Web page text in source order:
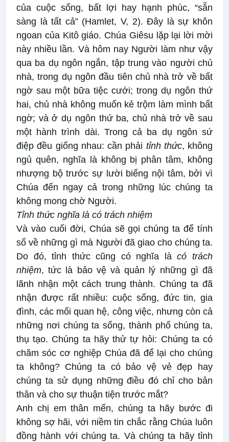
của cuộc sống, bất lợi hay hạnh phúc, “sẵn
sàng là tất cả” (Hamlet, V, 2). Đây là sự khôn
ngoan của Kitô giáo. Chúa Giêsu lặp lại lời mời
này nhiều lần. Và hôm nay Người làm như vậy
qua ba dụ ngôn ngắn, tập trung vào người chủ
nhà, trong dụ ngôn đầu tiên chủ nhà trở về bất
ngờ sau một bữa tiệc cưới; trong dụ ngôn thứ
hai, chủ nhà không muốn kẻ trộm làm mình bất
ngờ; và ở dụ ngôn thứ ba, chủ nhà trở về sau
một hành trình dài. Trong cả ba dụ ngôn sứ
điệp đều giống nhau: cần phải tỉnh thức, không
ngủ quên, nghĩa là không bị phân tâm, không
nhượng bộ trước sự lười biếng nội tâm, bởi vì
Chúa đến ngay cả trong những lúc chúng ta
không mong chờ Người.
Tỉnh thức nghĩa là có trách nhiệm
Và vào cuối đời, Chúa sẽ gọi chúng ta để tính
sổ về những gì mà Người đã giao cho chúng ta.
Do đó, tỉnh thức cũng có nghĩa làcó trách
nhiệm, tức là bảo vệ và quản lý những gì đã
lãnh nhận một cách trung thành. Chúng ta đã
nhận được rất nhiều: cuộc sống, đức tin, gia
đình, các mối quan hệ, công việc, nhưng còn cả
những nơi chúng ta sống, thành phố chúng ta,
thụ tạo. Chúng ta hãy thử tự hỏi: Chúng ta có
chăm sóc cơ nghiệp Chúa đã để lại cho chúng
ta không? Chúng ta có bảo vệ vẻ đẹp hay
chúng ta sử dụng những điều đó chỉ cho bản
thân và cho sự thuận tiện trước mắt?
Anh chị em thân mến, chúng ta hãy bước đi
không sợ hãi, với niềm tin chắc rằng Chúa luôn
đồng hành với chúng ta. Và chúng ta hãy tỉnh